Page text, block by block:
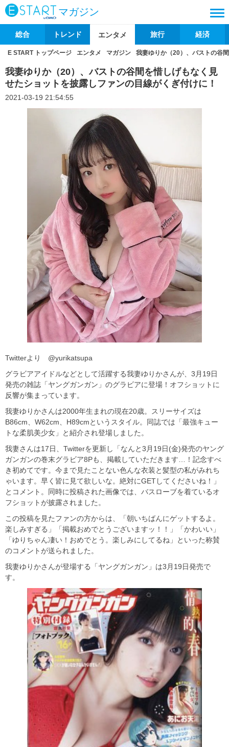
マガジン
総合 トレンド エンタメ 旅行 経済
E START トップページ エンタメ マガジン 我妻ゆりか（20）、バストの谷
我妻ゆりか（20）、バストの谷間を惜しげもなく見
せたショットを披露しファンの目線がくぎ付けに！
2021-03-19 21:54:55
Twitterより @yurikatsupa
グラビアアイドルなどとして活躍する我妻ゆりかさんが、3月19日
発売の雑誌「ヤングガンガン」のグラビアに登場！オフショットに
反響が集まっています。
我妻ゆりかさんは2000年生まれの現在20歳。スリーサイズは
B86cm、W62cm、H89cmというスタイル。同誌では「最強キュー
トな柔肌美少女」と紹介され登場しました。
我妻さんは17日、Twitterを更新し「なんと3月19日(金)発売のヤング
ガンガンの巻末グラビア8Pも、掲載していただきます…！記念すべ
き初めてです。今まで見たことない色んな衣装と髪型の私がみれち
ゃいます。早く皆に見て欲しいな。絶対にGETしてくださいね！」
とコメント。同時に投稿された画像では、バスローブを着ているオ
フショットが披露されました。
この投稿を見たファンの方からは、「朝いちばんにゲットするよ。
楽しみすぎる」「掲載おめでとうございますッ！！」「かわいい」
「ゆりちゃん凄い！おめでとう。楽しみにしてるね」といった称賛
のコメントが送られました。
我妻ゆりかさんが登場する「ヤングガンガン」は3月19日発売で
す。